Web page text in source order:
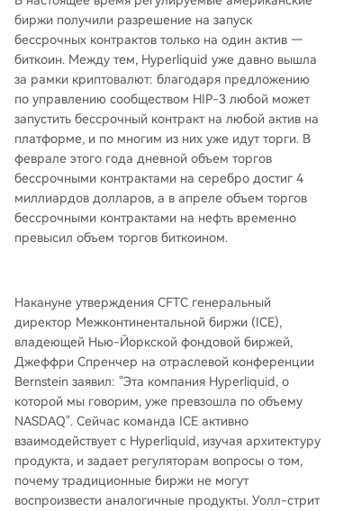
биржи получили разрешение на запуск
бессрочных контрактов только на один актив —
биткоин. Между тем, Hyperliquid уже давно вышла
за рамки криптовалют: благодаря предложению
по управлению сообществом HIP-3 любой может
запустить бессрочный контракт на любой актив на
платформе, и по многим из них уже идут торги. В
феврале этого года дневной объем торгов
бессрочными контрактами на серебро достиг 4
миллиардов долларов, а в апреле объем торгов
бессрочными контрактами на нефть временно
превысил объем торгов биткоином.
Накануне утверждения CFTC генеральный
директор Межконтинентальной биржи (ICE),
владеющей Нью-Йоркской фондовой биржей,
Джеффри Спренчер на отраслевой конференции
Bernstein заявил: "Эта компания Hyperliquid, о
которой мы говорим, уже превзошла по объему
NASDAQ". Сейчас команда ICE активно
взаимодействует с Hyperliquid, изучая архитектуру
продукта, и задает регуляторам вопросы о том,
почему традиционные биржи не могут
воспроизвести аналогичные продукты. Уолл-стрит